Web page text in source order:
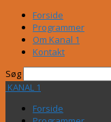
Forside
Programmer
Om Kanal 1
Kontakt
Søg
KANAL 1
Forside